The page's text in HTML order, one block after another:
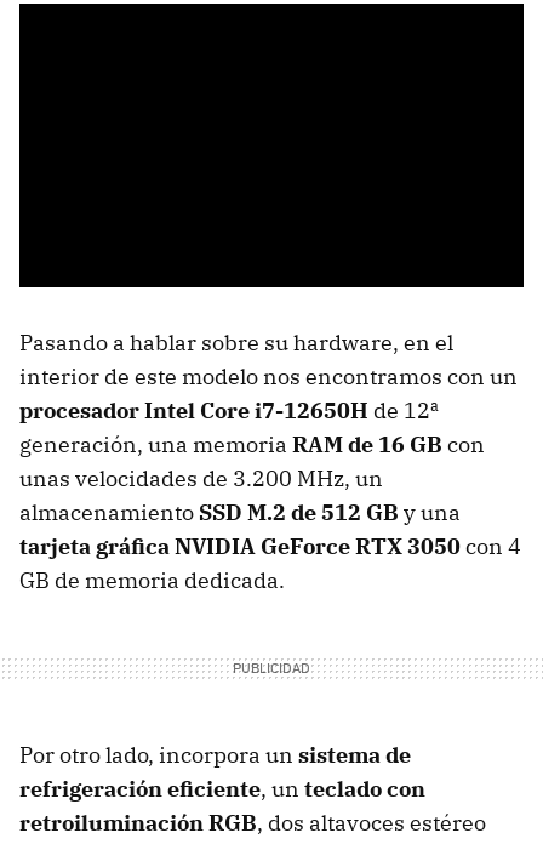
Pasando a hablar sobre su hardware, en el
interior de este modelo nos encontramos con un
procesador Intel Core i7-12650H de 12ª
generación, una memoria RAM de 16 GB con
unas velocidades de 3.200 MHz, un
almacenamiento SSD M.2 de 512 GB y una
tarjeta gráficaNVIDIA GeForce RTX 3050con 4
GB de memoria dedicada.
Por otro lado, incorpora un sistema de
refrigeración eficiente, un teclado con
retroiluminación RGB, dos altavoces estéreo